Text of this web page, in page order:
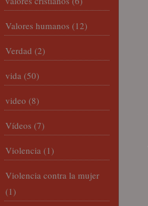
Valores humanos (12)
Verdad (2)
vida (50)
video (8)
Vídeos (7)
Violencia (1)
Violencia contra la mujer
(1)